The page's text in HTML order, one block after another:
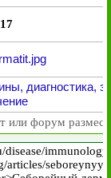
диагностика,
или форум